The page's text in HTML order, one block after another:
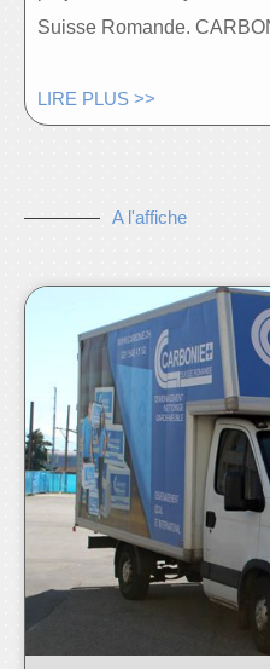
Suisse Romande.
LIRE PLUS >>
A l'affiche